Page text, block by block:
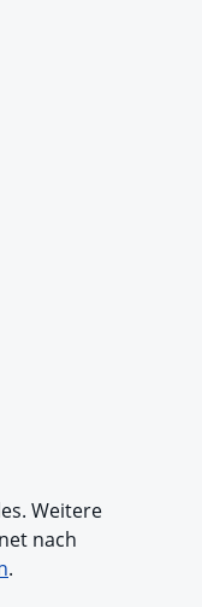
Weitere
nach
.